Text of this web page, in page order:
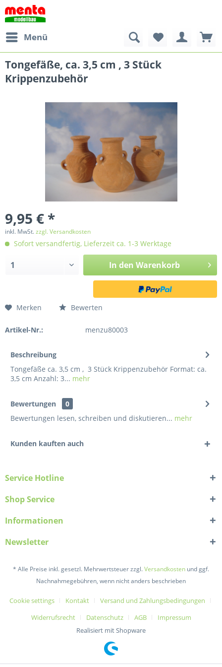
Menü
Tongefäße, ca. 3,5 cm , 3 Stück
Krippenzubehör
9,95 € *
inkl. MwSt.zzgl. Versandkosten
Sofort versandfertig, Lieferzeit ca. 1-3 Werktage
In den Warenkorb
Merken Bewerten
Artikel-Nr.: menzu80003
Beschreibung
Tongefäße ca. 3,5 cm , 3 Stück Krippenzubehör Format: ca.
3,5 cm Anzahl: 3... mehr
Bewertungen
0
Bewertungen lesen, schreiben und diskutieren... mehr
Kunden kauften auch
Service Hotline
Shop Service
Informationen
Newsletter
* Alle Preise inkl. gesetzl. Mehrwertsteuer zzgl.Versandkosten und ggf.
Nachnahmegebühren, wenn nicht anders beschrieben
Cookie settings Kontakt
Versand und Zahlungsbedingungen
Widerrufsrecht
Datenschutz AGB
Impressum
Realisiert mit Shopware